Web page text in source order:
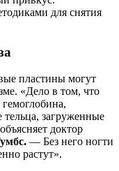
для снятия
пластины могут
«Дело в том, что
гемоглобина,
загруженные
доктор
— Без него ногти
растут».